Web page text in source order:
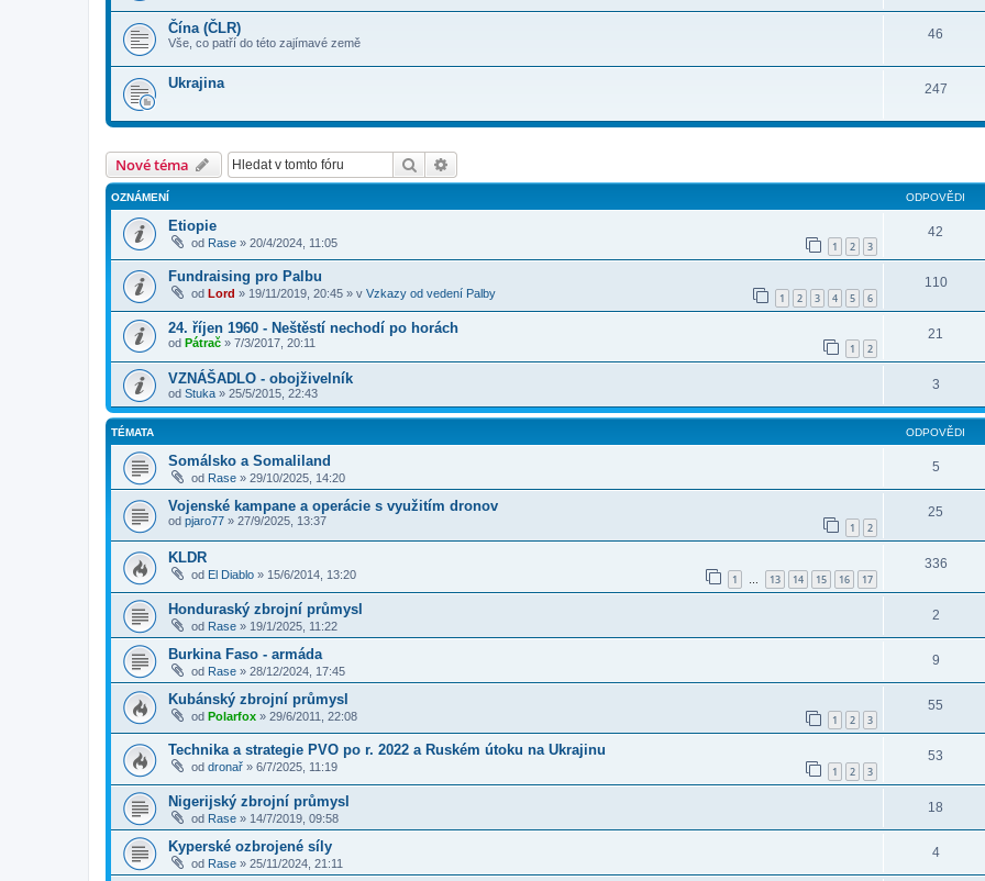
Čína (ČLR)
Vše, co patří do této zajímavé země
46
Ukrajina 247
Nové téma Hledat
OZNÁMENÍ ODPOVĚDI
Etiopie
od Rase » 20/4/2024, 11:05 1 2 3
42
Fundraising pro Palbu
od Lord » 19/11/2019, 20:45 » v Vzkazy od vedení Palby 1 2 3 4 5 6
110
24. říjen 1960 - Neštěstí nechodí po horách
od Pátrač » 7/3/2017, 20:11 1 2
21
VZNÁŠADLO - obojživelník
od Stuka » 25/5/2015, 22:43
3
TÉMATA ODPOVĚDI
Somálsko a Somaliland
od Rase » 29/10/2025, 14:20
5
Vojenské kampane a operácie s využitím dronov
od pjaro77 » 27/9/2025, 13:37 1 2
25
KLDR
od El Diablo » 15/6/2014, 13:20 1 … 13 14 15 16 17
336
Honduraský zbrojní průmysl
od Rase » 19/1/2025, 11:22
2
Burkina Faso - armáda
od Rase » 28/12/2024, 17:45
9
Kubánský zbrojní průmysl
od Polarfox » 29/6/2011, 22:08 1 2 3
55
Technika a strategie PVO po r. 2022 a Ruském útoku na Ukrajinu
od dronař » 6/7/2025, 11:19 1 2 3
53
Nigerijský zbrojní průmysl
od Rase » 14/7/2019, 09:58
18
Kyperské ozbrojené síly
od Rase » 25/11/2024, 21:11
4